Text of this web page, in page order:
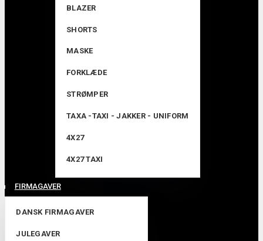
FIRMAGAVER
DANSK FIRMAGAVER
JULEGAVER
BLAZER
SHORTS
MASKE
FORKLÆDE
STRØMPER
TAXA -TAXI - JAKKER - UNIFORM
4X27
4X27 TAXI